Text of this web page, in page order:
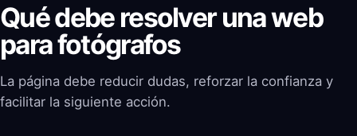
Qué debe resolver una web
para fotógrafos
La página debe reducir dudas, reforzar la confianza y
facilitar la siguiente acción.